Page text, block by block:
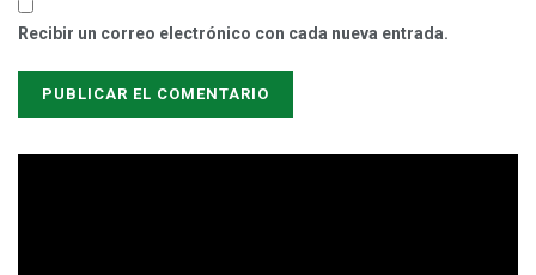
Recibir un correo electrónico con cada nueva entrada.